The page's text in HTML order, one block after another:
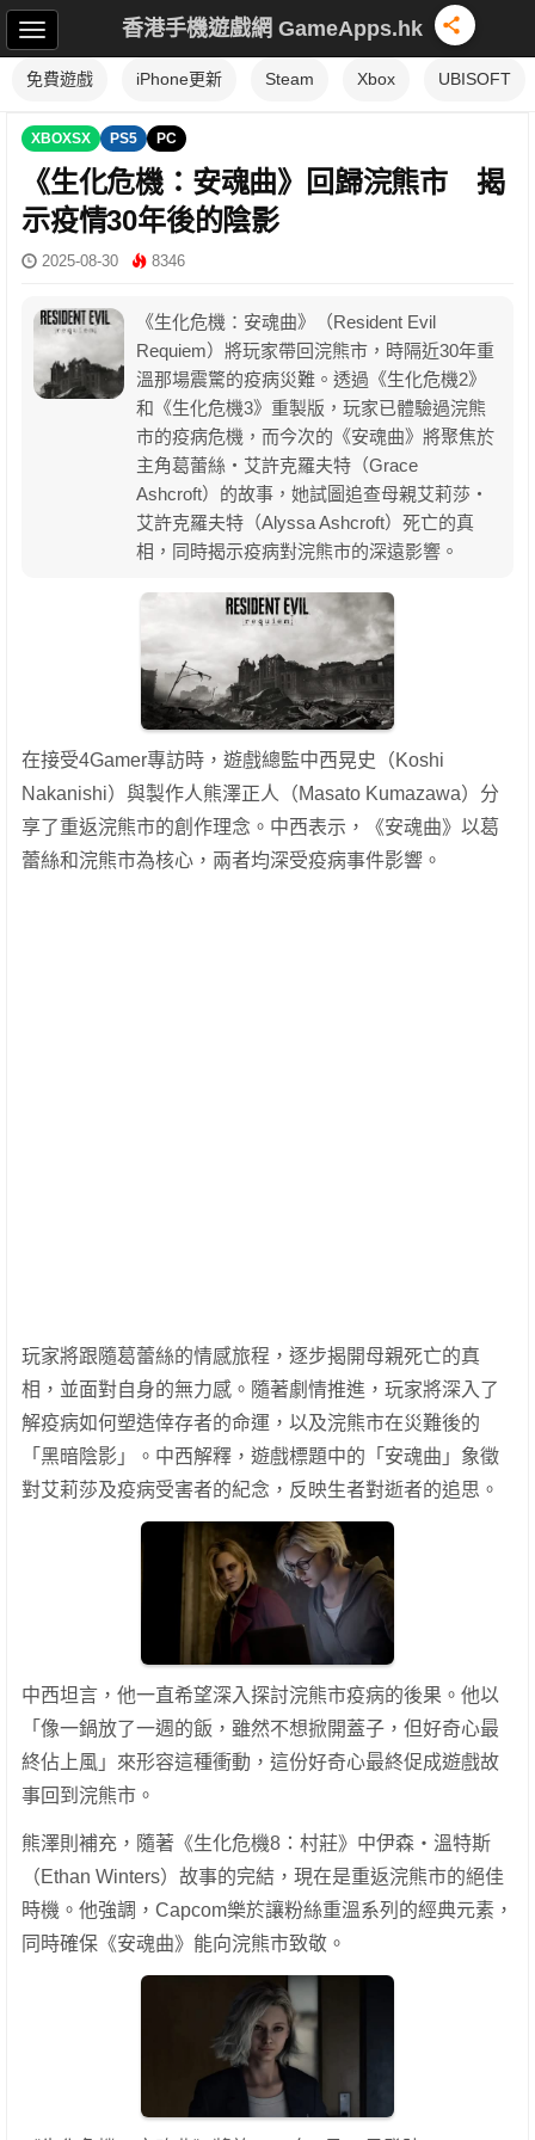
香港手機遊戲網 GameApps.hk
免費遊戲 iPhone更新 Steam Xbox UBISOFT
XBOXSX PS5 PC
《生化危機：安魂曲》回歸浣熊市 揭
示疫情30年後的陰影
2025-08-30 8346
《生化危機：安魂曲》（Resident Evil
Requiem）將玩家帶回浣熊市，時隔近30年重
溫那場震驚的疫病災難。透過《生化危機2》
和《生化危機3》重製版，玩家已體驗過浣熊
市的疫病危機，而今次的《安魂曲》將聚焦於
主角葛蕾絲・艾許克羅夫特（Grace
Ashcroft）的故事，她試圖追查母親艾莉莎・
艾許克羅夫特（Alyssa Ashcroft）死亡的真
相，同時揭示疫病對浣熊市的深遠影響。
在接受4Gamer專訪時，遊戲總監中西晃史（Koshi
Nakanishi）與製作人熊澤正人（Masato Kumazawa）分
享了重返浣熊市的創作理念。中西表示，《安魂曲》以葛
蕾絲和浣熊市為核心，兩者均深受疫病事件影響。
玩家將跟隨葛蕾絲的情感旅程，逐步揭開母親死亡的真
相，並面對自身的無力感。隨著劇情推進，玩家將深入了
解疫病如何塑造倖存者的命運，以及浣熊市在災難後的
「黑暗陰影」。中西解釋，遊戲標題中的「安魂曲」象徵
對艾莉莎及疫病受害者的紀念，反映生者對逝者的追思。
中西坦言，他一直希望深入探討浣熊市疫病的後果。他以
「像一鍋放了一週的飯，雖然不想掀開蓋子，但好奇心最
終佔上風」來形容這種衝動，這份好奇心最終促成遊戲故
事回到浣熊市。
熊澤則補充，隨著《生化危機8：村莊》中伊森・溫特斯
（Ethan Winters）故事的完結，現在是重返浣熊市的絕佳
時機。他強調，Capcom樂於讓粉絲重溫系列的經典元素，
同時確保《安魂曲》能向浣熊市致敬。